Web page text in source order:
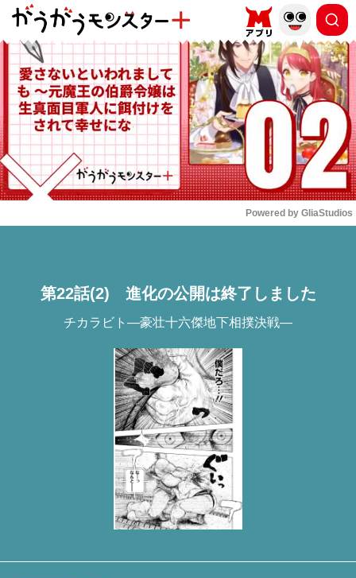
もっと読む
Powered by GliaStudios
第22話(2) 進化の公開は終了しました
チカラビト―豪壮十六傑地下相撲決戦―